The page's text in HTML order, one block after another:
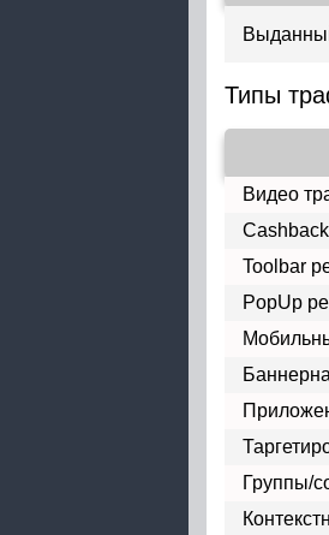
Типы
Видео
Toolbar
PopUp
Группы/